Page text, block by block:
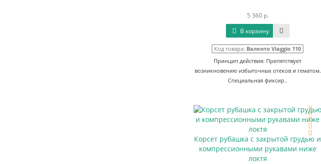
5 360 р.
В корзину
Код товара: Валенто Viaggio 110
Принцип действия: Препятствует
возникновению избыточных отеков и гематом.
Специальная фиксир..
Корсет рубашка с закрытой грудью и
компрессионными рукавами ниже
локтя